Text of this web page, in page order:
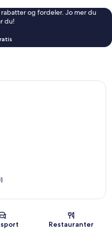
og fordeler. Jo mer du
du!
Kart
Restauranter